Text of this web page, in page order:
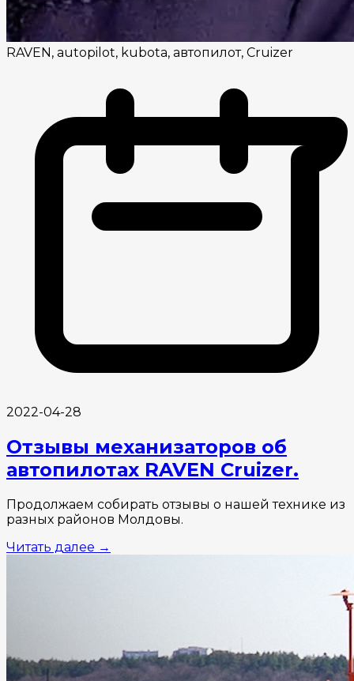
RAVEN, autopilot, kubota, автопилот, Cruizer
2022-04-28
Отзывы механизаторов об
автопилотах RAVEN Cruizer.
Продолжаем собирать отзывы о нашей технике из
разных районов Молдовы.
Читать далее →